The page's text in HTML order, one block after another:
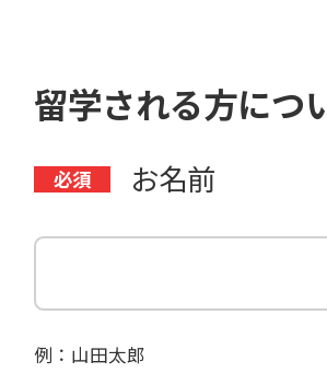
留学される方につ
お名前
例：山田太郎